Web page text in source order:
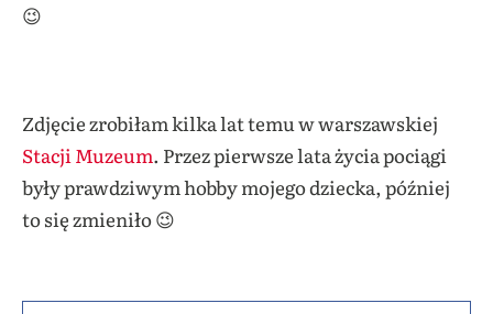
😉
Zdjęcie zrobiłam kilka lat temu w warszawskiej
Stacji Muzeum. Przez pierwsze lata życia pociągi
były prawdziwym hobby mojego dziecka, później
to się zmieniło 😉